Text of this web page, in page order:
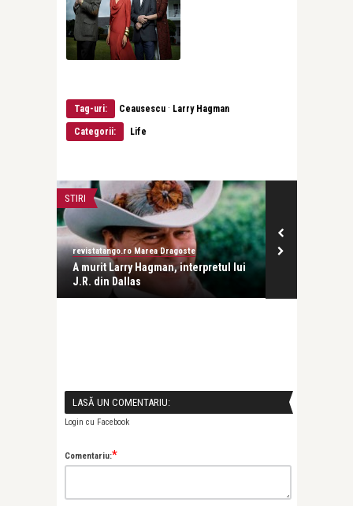
Tag-uri: Ceausescu · Larry Hagman
Categorii: Life
STIRI
revistatango.ro Marea Dragoste
A murit Larry Hagman, interpretul lui
J.R. din Dallas
LASĂ UN COMENTARIU:
Login cu Facebook
Comentariu:*